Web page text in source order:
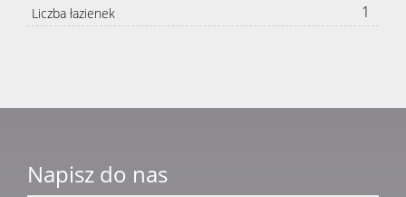
Liczba łazienek 1
Napisz do nas